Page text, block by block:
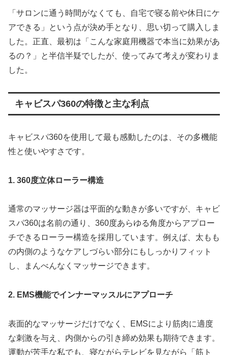
「サロンに通う時間がなくても、自宅で寝る前や休日にケ
アできる」という点が決め手となり、思い切って購入しま
した。正直、最初は「こんな家庭用機器で本当に効果があ
るの？」と半信半疑でしたが、使ってみて考えが変わりま
した。
キャビスパ360の特徴と主な利点
キャビスパ360を使用して最も感動したのは、その多機能
性と使いやすさです。
1. 360度立体ローラー構造
通常のマッサージ器は平面的な動きが多いですが、キャビ
スパ360は名前の通り、360度あらゆる角度からアプロー
チできるローラー構造を採用しています。例えば、太もも
の内側のようなケアしづらい部分にもしっかりフィット
し、まんべんなくマッサージできます。
2. EMS機能でインナーマッスルにアプローチ
表面的なマッサージだけでなく、EMSにより筋肉に適度
な刺激を与え、内側からの引き締め効果も期待できます。
運動が苦手な私でも、寝ながらテレビを見ながら「筋ト